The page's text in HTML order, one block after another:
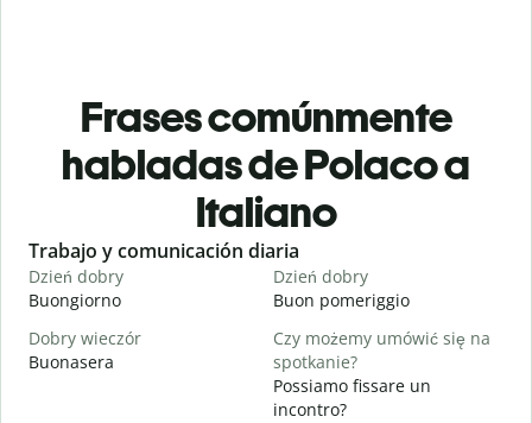
Frases comúnmente
habladas de Polaco a
Italiano
Slide 1 of 6
Trabajo y comunicación diaria
Dzień dobry
Buongiorno
Dzień dobry
Buon pomeriggio
Dobry wieczór
Buonasera
Czy możemy umówić się na
spotkanie?
Possiamo fissare un
incontro?